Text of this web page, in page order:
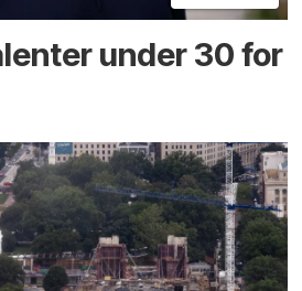
under 30 for